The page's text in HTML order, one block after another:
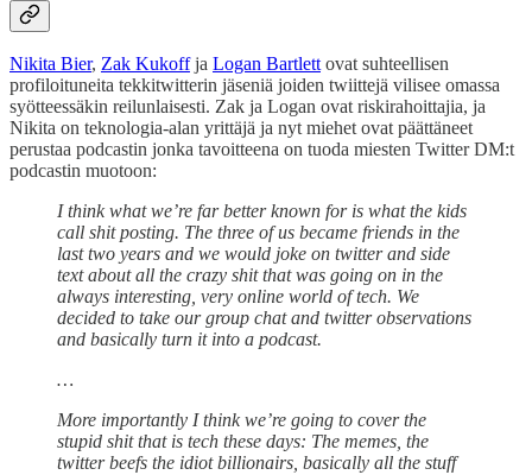
Nikita Bier, Zak Kukoffja Logan Bartlett ovat suhteellisen
profiloituneita tekkitwitterin jäseniä joiden twiittejä vilisee omassa
syötteessäkin reilunlaisesti. Zak ja Logan ovat riskirahoittajia, ja
Nikita on teknologia-alan yrittäjä ja nyt miehet ovat päättäneet
perustaa podcastin jonka tavoitteena on tuoda miesten Twitter DM:t
podcastin muotoon:
I think what we’re far better known for is what the kids
call shit posting. The three of us became friends in the
last two years and we would joke on twitter and side
text about all the crazy shit that was going on in the
always interesting, very online world of tech. We
decided to take our group chat and twitter observations
and basically turn it into a podcast.
…
More importantly I think we’re going to cover the
stupid shit that is tech these days: The memes, the
twitter beefs the idiot billionairs, basically all the stuff